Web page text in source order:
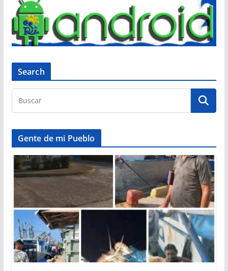
Search
Gente de mi Pueblo